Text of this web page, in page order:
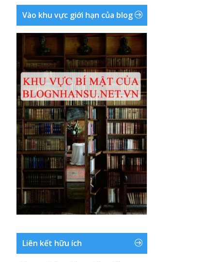
Vào khu vực giới hạn của blog
Liên kết hữu ích